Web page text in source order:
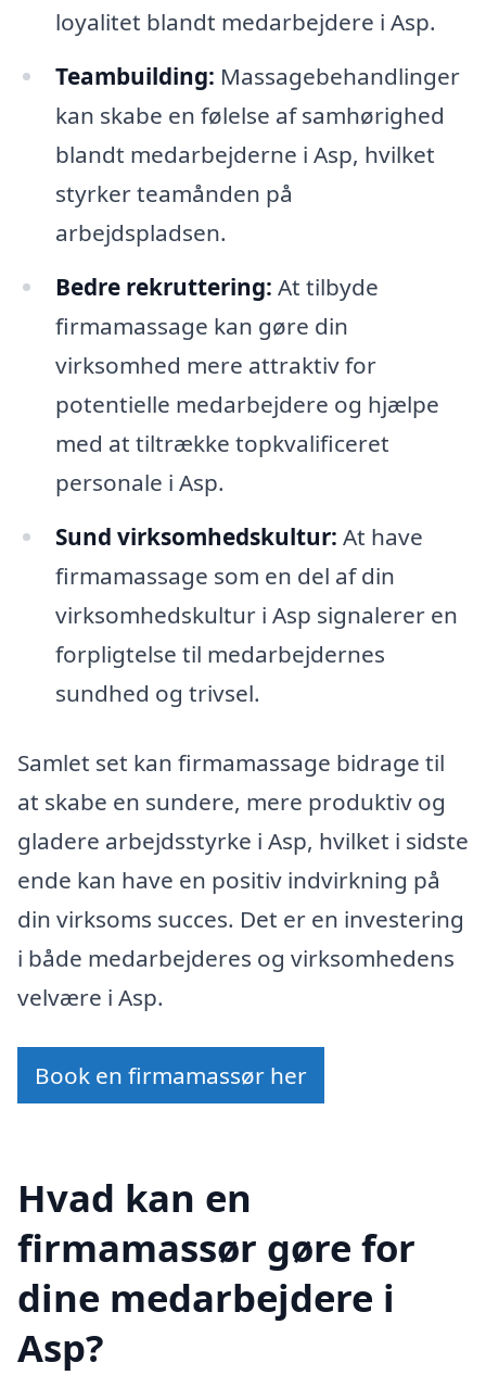
loyalitet blandt medarbejdere i Asp.
Teambuilding: Massagebehandlinger
kan skabe en følelse af samhørighed
blandt medarbejderne i Asp, hvilket
styrker teamånden på
arbejdspladsen.
Bedre rekruttering: At tilbyde
firmamassage kan gøre din
virksomhed mere attraktiv for
potentielle medarbejdere og hjælpe
med at tiltrække topkvalificeret
personale i Asp.
Sund virksomhedskultur: At have
firmamassage som en del af din
virksomhedskultur i Asp signalerer en
forpligtelse til medarbejdernes
sundhed og trivsel.
Samlet set kan firmamassage bidrage til
at skabe en sundere, mere produktiv og
gladere arbejdsstyrke i Asp, hvilket i sidste
ende kan have en positiv indvirkning på
din virksoms succes. Det er en investering
i både medarbejderes og virksomhedens
velvære i Asp.
Book en firmamassør her
Hvad kan en
firmamassør gøre for
dine medarbejdere i
Asp?